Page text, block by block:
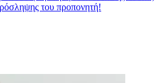
του προπονητή!